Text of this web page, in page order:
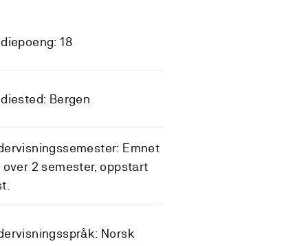
18
Bergen
Emnet
over 2 semester, oppstart
Norsk